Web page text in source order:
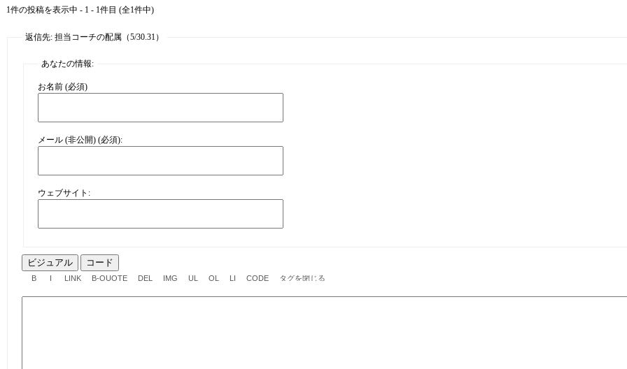
1件の投稿を表示中 - 1 - 1件目 (全1件中)
返信先: 担当コーチの配属（5/30.31）
あなたの情報:
お名前 (必須)
メール (非公開) (必須):
ウェブサイト:
ビジュアル コード